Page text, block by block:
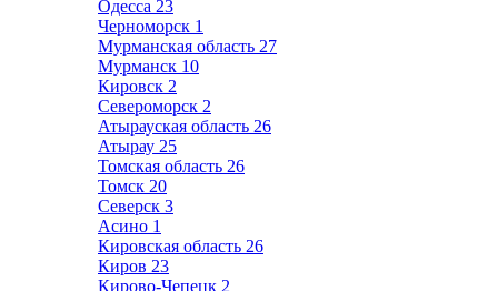
Одесса 23
Черноморск 1
Мурманская область 27
Мурманск 10
Кировск 2
Североморск 2
Атырауская область 26
Атырау 25
Томская область 26
Томск 20
Северск 3
Асино 1
Кировская область 26
Киров 23
Кирово-Чепецк 2